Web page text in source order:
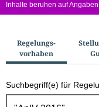
Inhalte beruhen auf
u
c
h
Regelungs­
vorhaben
Suchbegriff(e) für